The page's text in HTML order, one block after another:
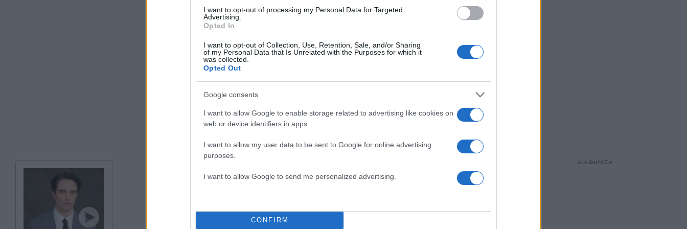
I want to opt-out of processing my Personal Data for Targeted
Advertising.
Opted In
I want to opt-out of Collection, Use, Retention, Sale, and/or Sharing
of my Personal Data that Is Unrelated with the Purposes for which it
was collected.
Opted Out
Google consents
I want to allow Google to enable storage related to advertising like cookies on
web or device identifiers in apps.
I want to allow my user data to be sent to Google for online advertising
purposes.
I want to allow Google to send me personalized advertising.
CONFIRM
ΔΙΑΦΗΜΙΣΗ